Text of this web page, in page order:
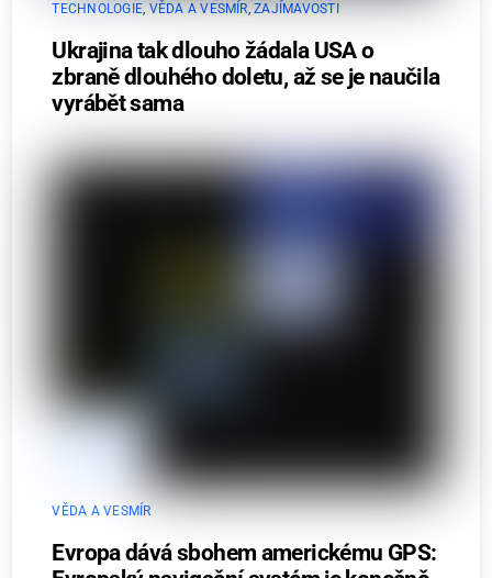
TECHNOLOGIE, VĚDA A VESMÍR,ZAJÍMAVOSTI
Ukrajina tak dlouho žádala USA o
zbraně dlouhého doletu, až se je naučila
vyrábět sama
VĚDA A VESMÍR
Evropa dává sbohem americkému GPS: